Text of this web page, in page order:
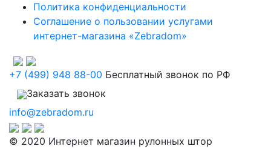
Политика конфиденциальности
Соглашение о пользовании услугами
интернет-магазина «Zebradom»
+7 (499) 948 88-00 Бесплатный звонок по РФ
Заказать звонок
info@zebradom.ru
© 2020 Интернет магазин рулонных штор